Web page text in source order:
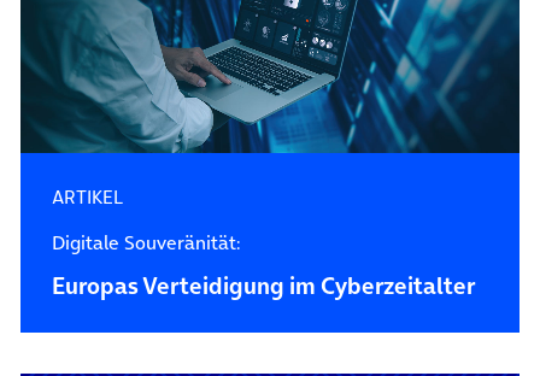
ARTIKEL
Digitale Souveränität:
Europas Verteidigung im Cyberzeitalter